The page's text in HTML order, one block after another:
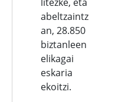
abeltzaintz
an, 28.850
biztanleen
elikagai
eskaria
ekoitzi.